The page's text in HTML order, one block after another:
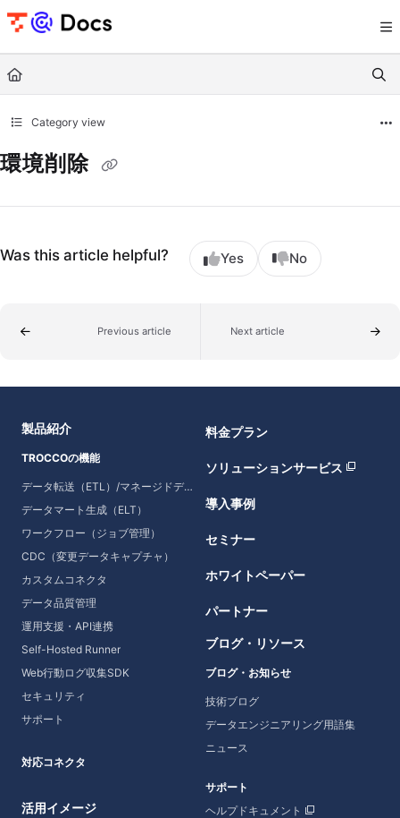
Documentation Index
Use this file to discover all available pages before exploring further.
Category view
環境削除
Was this article helpful? Yes No
Previous article Next article
製品紹介
TROCCOの機能
データ転送（ETL）/マネージドデータ転送
データマート生成（ELT）
ワークフロー（ジョブ管理）
CDC（変更データキャプチャ）
カスタムコネクタ
データ品質管理
運用支援・API連携
Self-Hosted Runner
Web行動ログ収集SDK
セキュリティ
サポート
対応コネクタ
活用イメージ
料金プラン
ソリューションサービス
導入事例
セミナー
ホワイトペーパー
パートナー
ブログ・リソース
ブログ・お知らせ
技術ブログ
データエンジニアリング用語集
ニュース
サポート
ヘルプドキュメント